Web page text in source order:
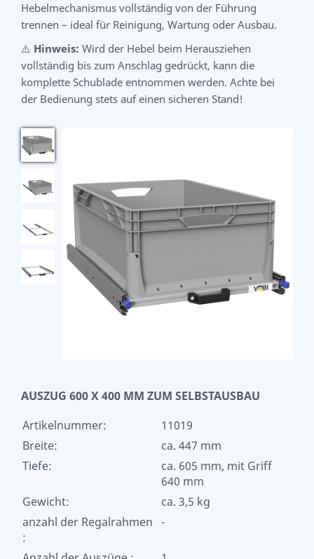
Hebelmechanismus vollständig von der Führung
trennen – ideal für Reinigung, Wartung oder Ausbau.
⚠️ Hinweis: Wird der Hebel beim Herausziehen
vollständig bis zum Anschlag gedrückt, kann die
komplette Schublade entnommen werden. Achte bei
der Bedienung stets auf einen sicheren Stand!
AUSZUG 600 X 400 MM ZUM SELBSTAUSBAU
Artikelnummer:
11019
Breite:
ca. 447 mm
Tiefe:
ca. 605 mm, mit Griff
640 mm
Gewicht:
ca. 3,5 kg
anzahl der Regalrahmen
:
-